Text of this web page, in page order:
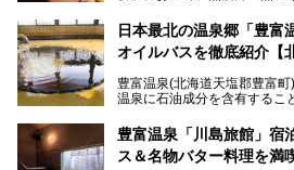
動拠点である北海道の銭湯「
スキンケアブランド バルク
限定でプレゼントいたします
で、ぜひお試しください。※6
第終了
───
提供元：株式会社バルクオム
この記事は株式会社バルクオ
日本最北の温泉郷「豊富
オイルバスを徹底紹介【
豊富温泉(北海道天塩郡豊富町
温泉に石油成分を含有するこ
に特効があると言われ、遠隔
目的で多くの人々が訪れます
豊富温泉「川島旅館」宿
ス＆名物バター料理を満